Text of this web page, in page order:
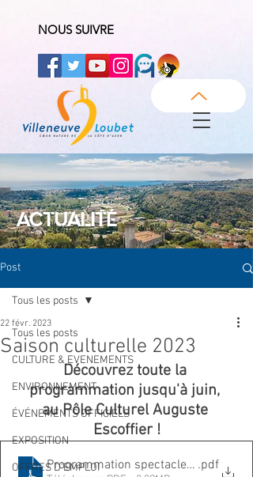
NOUS SUIVRE
ACTUALITÉ
Post
Tous les posts
CULTURE & EVENEMENTS
ENVIRONNEMENT
ÉVÉNEMENTS OFFICIELS
EXPOSITION
OFFRES D'EMPLOI
Tous les posts
Saison culturelle 2023
22 févr. 2023
Découvrez toute la
programmation jusqu'à juin,
au Pôle Culturel Auguste
Escoffier !
Programmation spectacle 4pages
.pdf